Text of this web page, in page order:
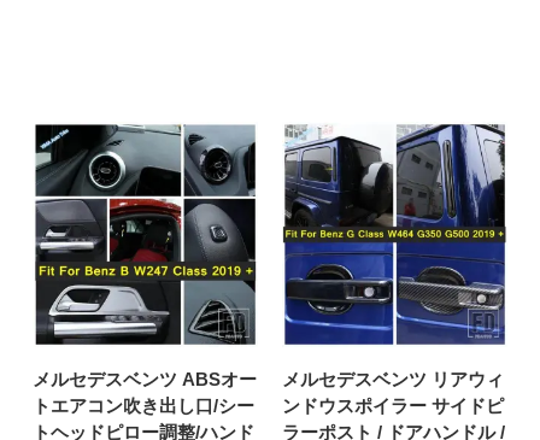
メルセデスベンツ ABSオー
トエアコン吹き出し口/シー
トヘッドピロー調整/ハンド
メルセデスベンツ リアウィ
ンドウスポイラー サイドピ
ラーポスト / ドアハンドル /